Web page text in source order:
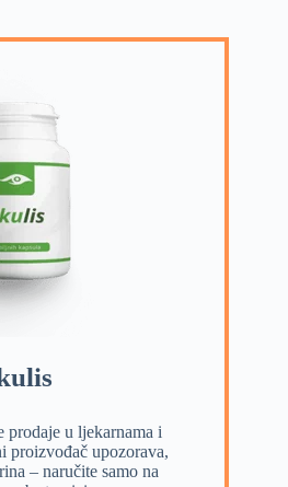
prodaje u ljekarnama i
proizvođač upozorava,
– naručite samo na